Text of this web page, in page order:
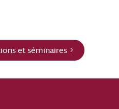
et séminaires